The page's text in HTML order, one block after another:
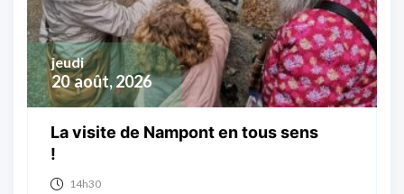
20 août, 2026
jeudi
La visite de Nampont en tous sens
!
14h30